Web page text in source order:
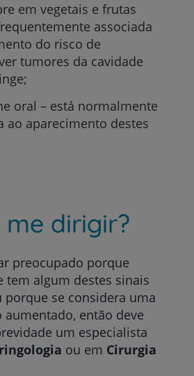
em vegetais e frutas
associada
do risco de
tumores da cavidade
oral – está normalmente
ao aparecimento destes
dirigir?
preocupado porque
tem algum destes sinais
se considera uma
aumentado, então deve
um especialista
ou em Cirurgia